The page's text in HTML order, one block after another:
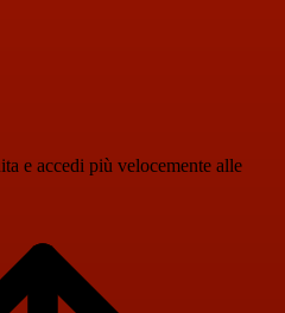
e accedi più velocemente alle